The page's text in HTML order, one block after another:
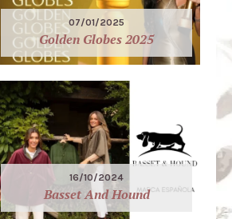
07/01/2025
Golden Globes 2025
16/10/2024
Basset And Hound